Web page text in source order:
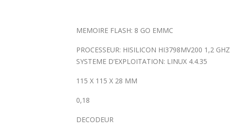
MEMOIRE FLASH: 8 GO EMMC
PROCESSEUR: HISILICON HI3798MV200 1,2 GHZ
SYSTEME D’EXPLOITATION: LINUX 4.4.35
115 X 115 X 28 MM
0,18
DECODEUR